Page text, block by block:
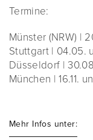
Termine:
Münster (NRW) |
Stuttgart | 04.05.
Düsseldorf |
München | 16.11.
Mehr Infos unter: